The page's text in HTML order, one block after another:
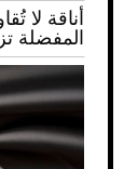
المفضلة